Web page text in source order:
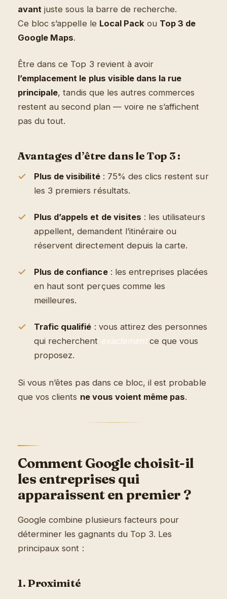
avant juste sous la barre de recherche.
Ce bloc s’appelle le Local Pack ou Top 3 de
Google Maps.
Être dans ce Top 3 revient à avoir
l’emplacement le plus visible dans la rue
principale, tandis que les autres commerces
restent au second plan — voire ne s’affichent
pas du tout.
Avantages d’être dans le Top 3 :
Plus de visibilité: 75% des clics restent sur
les 3 premiers résultats.
Plus d’appels et de visites : les utilisateurs
appellent, demandent l’itinéraire ou
réservent directement depuis la carte.
Plus de confiance: les entreprises placées
en haut sont perçues comme les
meilleures.
Trafic qualifié : vous attirez des personnes
qui recherchent exactementce que vous
proposez.
Si vous n’êtes pas dans ce bloc, il est probable
que vos clients ne vous voient même pas.
Comment Google choisit-il
les entreprises qui
apparaissent en premier ?
Google combine plusieurs facteurs pour
déterminer les gagnants du Top 3. Les
principaux sont :
1. Proximité